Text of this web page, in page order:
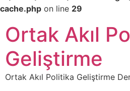
cache.php on line 29
Ortak Akıl
Geliştirme
Ortak Akıl Politika Geliştirme